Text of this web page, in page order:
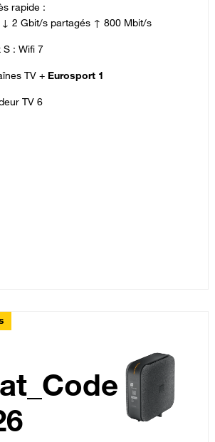
rapide :
2 Gbit/s partagés ↑ 800 Mbit/s
S : Wifi 7
TV + Eurosport 1
TV 6
Fibre_18_26